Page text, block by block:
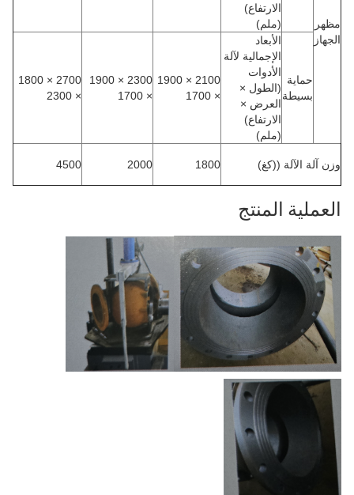
مظهر
الجهاز
الارتفاع)
(ملم)
حماية
بسيطة
الأبعاد
الإجمالية لآلة
الأدوات
(الطول ×
العرض ×
الارتفاع)
(ملم)
2100 × 1900
× 1700
2300 × 1900
× 1700
2700 × 1800
× 2300
وزن آلة الآلة ((كغ) 1800
2000
4500
العملية المنتج